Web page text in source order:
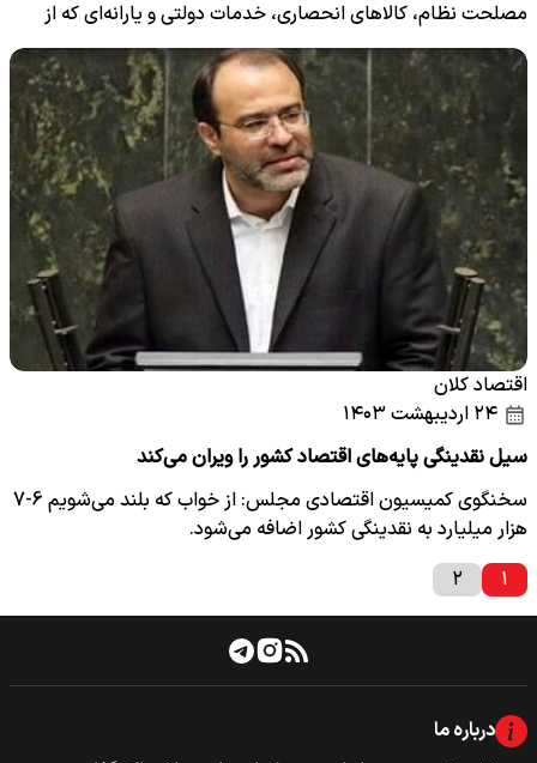
مصلحت نظام، کالاهای انحصاری، خدمات دولتی و یارانه‌ای که از
ارز…
اقتصاد کلان
سیل نقدینگی پایه‌های اقتصاد کشور را ویران می‌کند
سخنگوی کمیسیون اقتصادی مجلس: از خواب که بلند می‌شویم 6-7
هزار میلیارد به نقدینگی کشور اضافه می‌شود.
۱
۲
درباره ما